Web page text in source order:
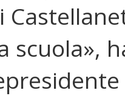
scuola»,